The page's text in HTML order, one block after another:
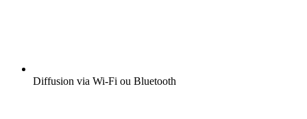
Diffusion via Wi-Fi ou Bluetooth